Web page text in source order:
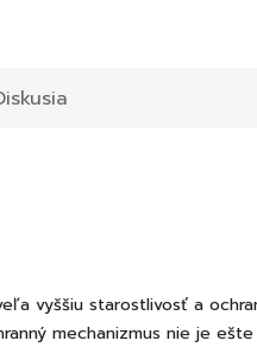
vyššiu starostlivosť a
mechanizmus nie je